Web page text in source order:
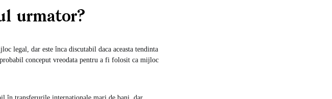
urmator?
legal, dar este înca discutabil daca aceasta tendinta
conceput vreodata pentru a fi folosit ca mijloc